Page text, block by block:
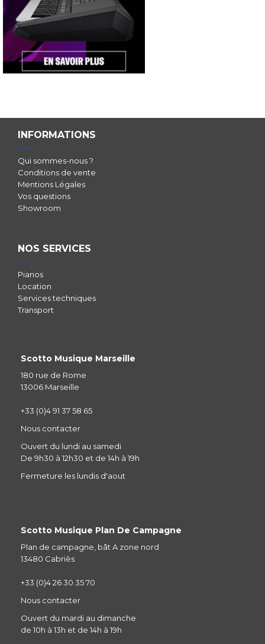
INFORMATIONS
Qui sommes-nous ?
Conditions de vente
Mentions Légales
Vos questions
Showroom
NOS SERVICES
Pianos
Location
Services techniques
Transport
Scotto Musique Marseille
180 rue de Rome
13006 Marseille
+33 (0)4 91 37 58 65
Nous contacter
Ouvert du lundi au samedi
De 9h30 à 12h30 et de 14h à 19h
Fermeture les lundis d'aout
Scotto Musique Plan De Campagne
Plan de campagne, bât A zone nord
13480 Cabriès
+33 (0)4 26 30 35 70
Nous contacter
Ouvert du mardi au dimanche
de 10h à 13h et de 14h à 19h